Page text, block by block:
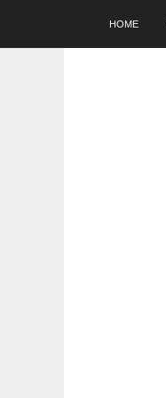
HOME